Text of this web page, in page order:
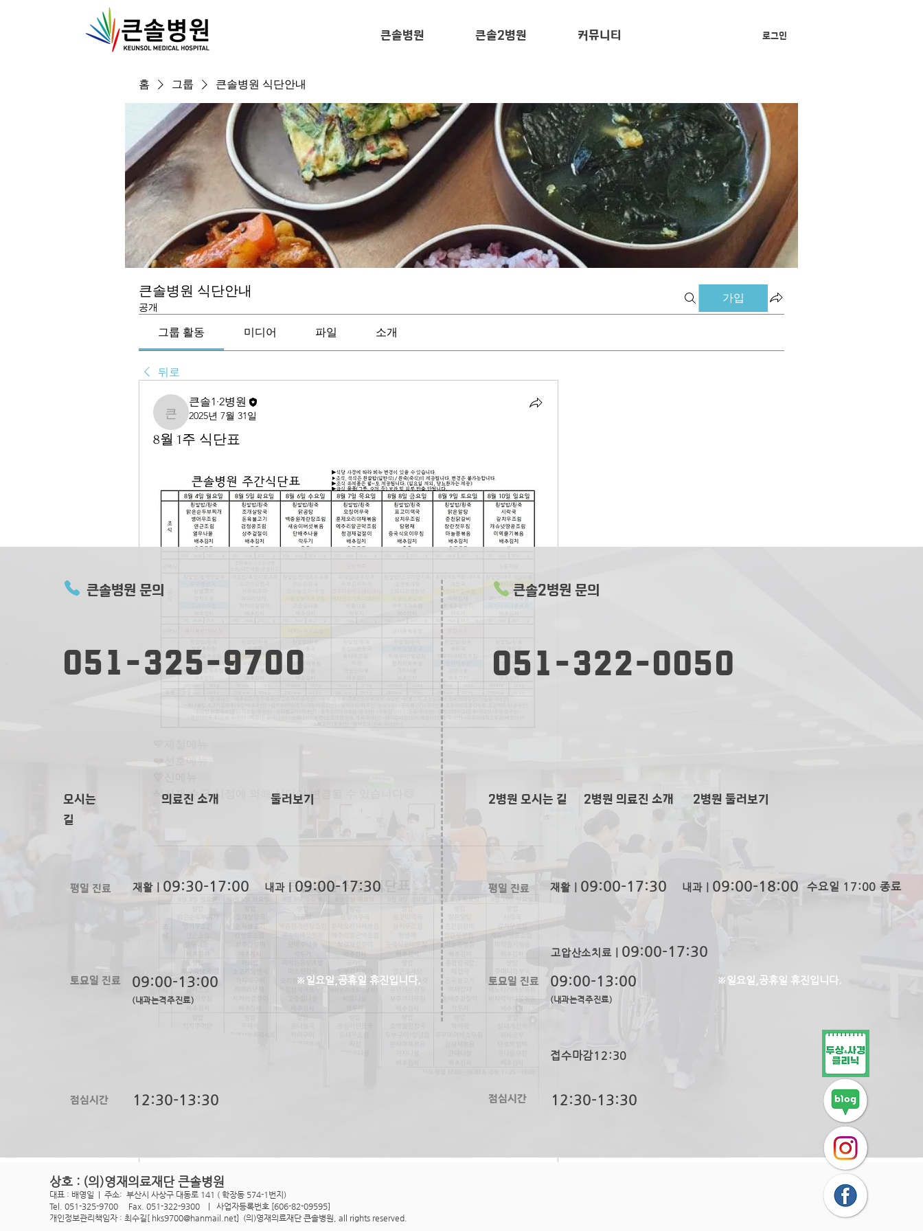
큰솔병원 큰솔2병원 커뮤니티 로그인
홈 그룹 큰솔병원 식단안내
큰솔병원 식단안내
공개
가입
그룹 활동 미디어 파일 소개
뒤로
큰솔1·2병원
큰솔1·2병원
2025년 7월 31일
8월 1주 식단표
❤️선호메뉴
식자재 수급 사정에 의해 식단이 변경될 수 있습니다😄
댓글 0개
큰솔병원 문의
051-325-9700
큰솔2병원 문의
051-322-0050
오시는
길
의료진 소개 ​둘러보기 2병원 오시는 길 2병원 의료진 소개 2​병원 둘러보기
평일 진료 재활ㅣ 09:30-17:00 내과ㅣ 09:00-17:30 평일 진료 재활ㅣ 09:00-17:30 내과ㅣ 09:00-1 8:00 수요일 17:00 종료
고압산소치료ㅣ 09:00-17:30
토요일 진료 09:00-13:00
(내과는격주진료)
※일요일,공휴일 휴진입니다. 토요일 진료 09:00-13:00
(내과는격주진료)
※일요일,공휴일 휴진입니다.
접수마감12:30
​점심시간 12:30-13:30 ​점심시간 12:30-13:30
상호 : (의)영재의료재단 큰솔병원
대표 : 배영일 | 주소: 부산시 사상구 대동로 141 ( 학장동 574-1번지)
Tel. 051-325-9700 Fax. 051-322-9300 | 사업자등록번호 [606-82-09595]
개인정보관리책임자 : 최수길[ hks9700@hanmail.net]
(의)영재의료재단 큰솔병원, all rights reserved.